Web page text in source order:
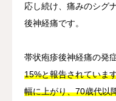
応し続け、痛みのシグ
後神経痛です。
帯状疱疹後神経痛の発症
15%と報告されていま
幅に上がり、70歳代以